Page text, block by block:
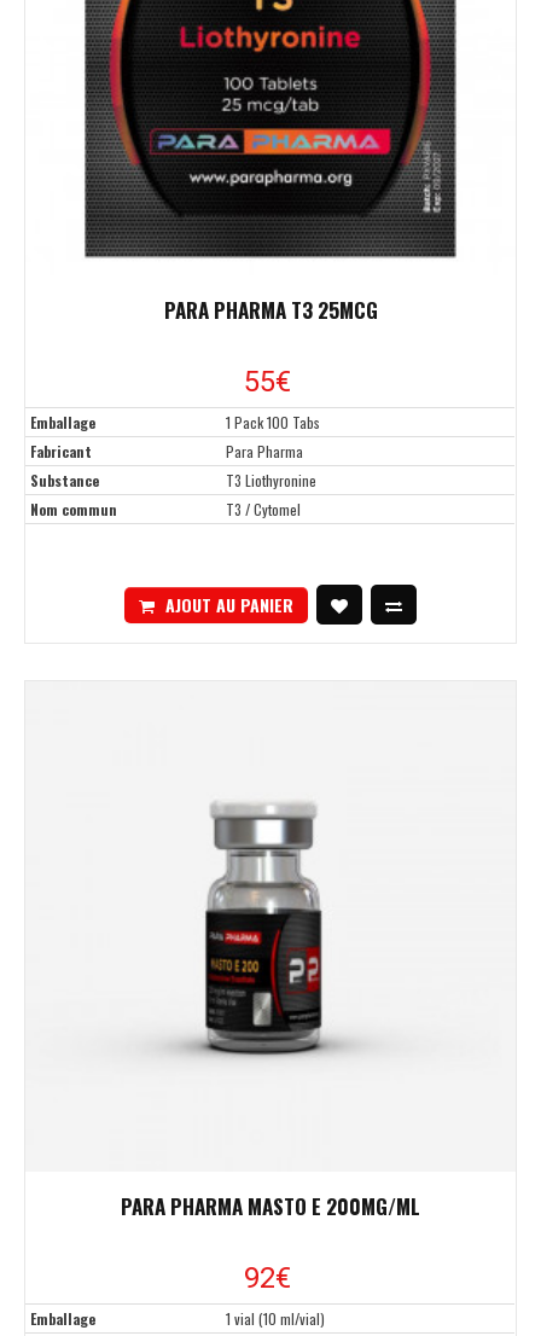
PARA PHARMA T3 25MCG
55€
Emballage
1 Pack 100 Tabs
Fabricant
Para Pharma
Substance
T3 Liothyronine
Nom commun
T3 / Cytomel
AJOUT AU PANIER
PARA PHARMA MASTO E 200MG/ML
92€
Emballage
1 vial (10 ml/vial)